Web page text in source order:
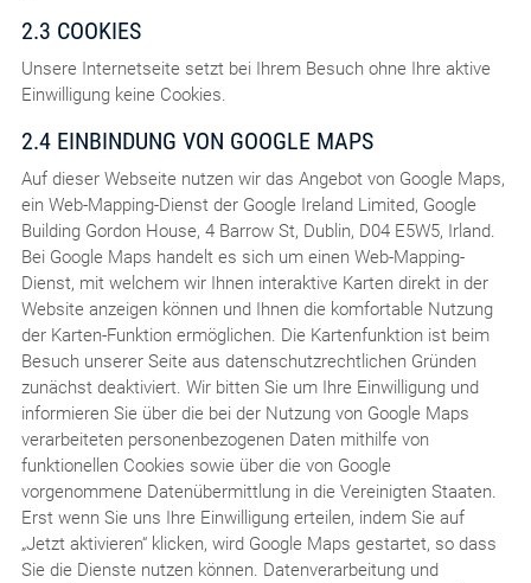
2.3 COOKIES
Unsere Internetseite setzt bei Ihrem Besuch ohne Ihre aktive
Einwilligung keine Cookies.
2.4 EINBINDUNG VON GOOGLE MAPS
Auf dieser Webseite nutzen wir das Angebot von Google Maps,
ein Web-Mapping-Dienst der Google Ireland Limited, Google
Building Gordon House, 4 Barrow St, Dublin, D04 E5W5, Irland.
Bei Google Maps handelt es sich um einen Web-Mapping-
Dienst, mit welchem wir Ihnen interaktive Karten direkt in der
Website anzeigen können und Ihnen die komfortable Nutzung
der Karten-Funktion ermöglichen. Die Kartenfunktion ist beim
Besuch unserer Seite aus datenschutzrechtlichen Gründen
zunächst deaktiviert. Wir bitten Sie um Ihre Einwilligung und
informieren Sie über die bei der Nutzung von Google Maps
verarbeiteten personenbezogenen Daten mithilfe von
funktionellen Cookies sowie über die von Google
vorgenommene Datenübermittlung in die Vereinigten Staaten.
Erst wenn Sie uns Ihre Einwilligung erteilen, indem Sie auf
„Jetzt aktivieren“ klicken, wird Google Maps gestartet, so dass
Sie die Dienste nutzen können. Datenverarbeitung und